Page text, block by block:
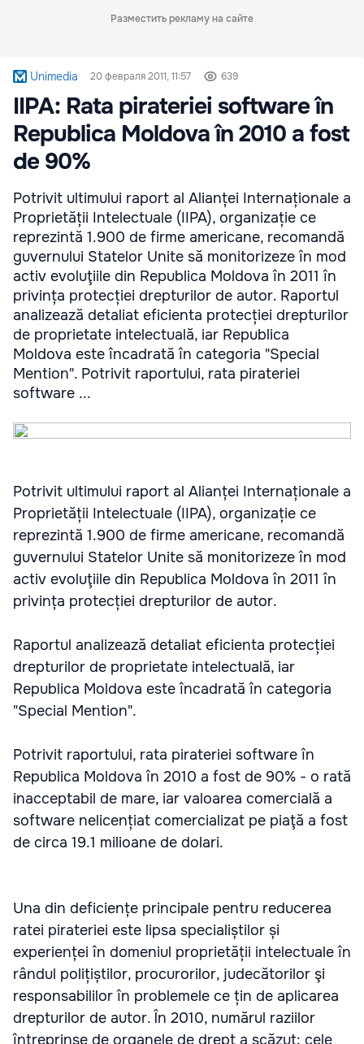
Разместить рекламу на сайте
Unimedia 20 февраля 2011, 11:57 639
IIPA: Rata pirateriei software în
Republica Moldova în 2010 a fost
de 90%
Potrivit ultimului raport al Alianței Internaționale a
Proprietății Intelectuale (IIPA), organizație ce
reprezintă 1.900 de firme americane, recomandă
guvernului Statelor Unite să monitorizeze în mod
activ evoluţiile din Republica Moldova în 2011 în
privința protecției drepturilor de autor. Raportul
analizează detaliat eficienta protecției drepturilor
de proprietate intelectuală, iar Republica
Moldova este încadrată în categoria "Special
Mention". Potrivit raportului, rata pirateriei
software ...
Potrivit ultimului raport al Alianței Internaționale a
Proprietății Intelectuale (IIPA), organizație ce
reprezintă 1.900 de firme americane, recomandă
guvernului Statelor Unite să monitorizeze în mod
activ evoluţiile din Republica Moldova în 2011 în
privința protecției drepturilor de autor.
Raportul analizează detaliat eficienta protecției
drepturilor de proprietate intelectuală, iar
Republica Moldova este încadrată în categoria
"Special Mention".
Potrivit raportului, rata pirateriei software în
Republica Moldova în 2010 a fost de 90% - o rată
inacceptabil de mare, iar valoarea comercială a
software nelicențiat comercializat pe piaţă a fost
de circa 19.1 milioane de dolari.
Una din deficiențe principale pentru reducerea
ratei pirateriei este lipsa specialiștilor și
experienței în domeniul proprietății intelectuale în
rândul polițiștilor, procurorilor, judecătorilor şi
responsabililor în problemele ce țin de aplicarea
drepturilor de autor. În 2010, numărul raziilor
întreprinse de organele de drept a scăzut; cele